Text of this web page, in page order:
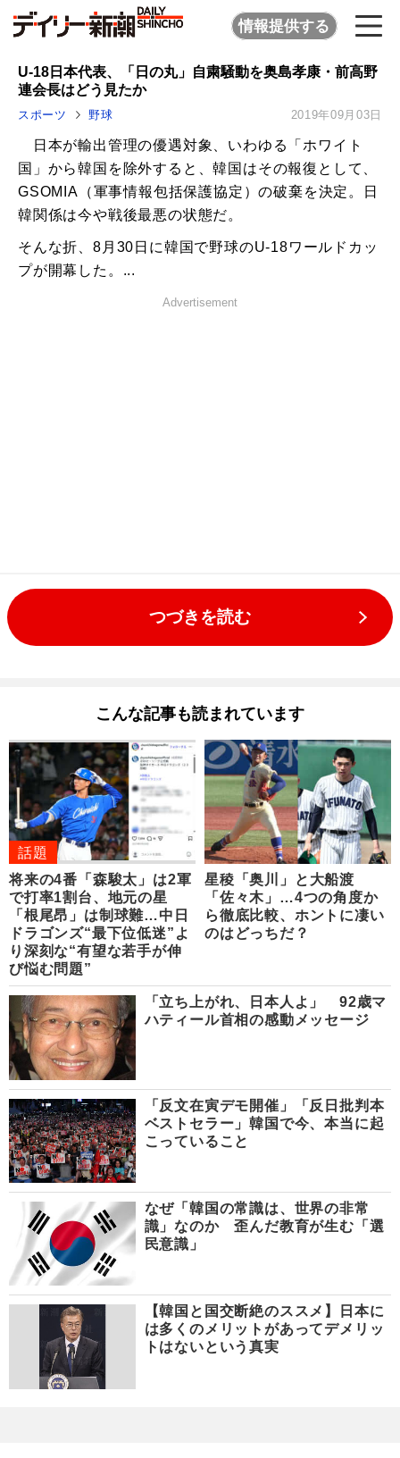
情報提供する
U-18日本代表、「日の丸」自粛騒動を奥島孝康・前高野
連会長はどう見たか
スポーツ 野球 2019年09月03日
日本が輸出管理の優遇対象、いわゆる「ホワイト
国」から韓国を除外すると、韓国はその報復として、
GSOMIA（軍事情報包括保護協定）の破棄を決定。日
韓関係は今や戦後最悪の状態だ。
そんな折、8月30日に韓国で野球のU-18ワールドカッ
プが開幕した。...
Advertisement
つづきを読む
こんな記事も読まれています
話題
将来の4番「森駿太」は2軍
で打率1割台、地元の星
「根尾昂」は制球難…中日
ドラゴンズ“最下位低迷”よ
り深刻な“有望な若手が伸
び悩む問題”
星稜「奥川」と大船渡
「佐々木」…4つの角度か
ら徹底比較、ホントに凄い
のはどっちだ？
「立ち上がれ、日本人よ」 92歳マ
ハティール首相の感動メッセージ
「反文在寅デモ開催」「反日批判本
ベストセラー」韓国で今、本当に起
こっていること
なぜ「韓国の常識は、世界の非常
識」なのか 歪んだ教育が生む「選
民意識」
【韓国と国交断絶のススメ】日本に
は多くのメリットがあってデメリッ
トはないという真実